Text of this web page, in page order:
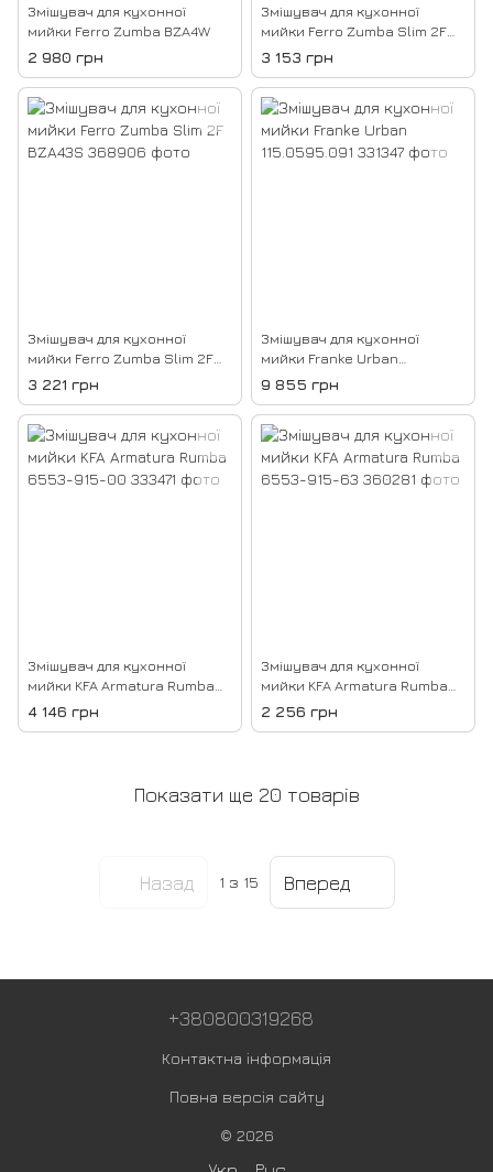
Змішувач для кухонної
мийки Ferro Zumba BZA4W
2 980 грн
Змішувач для кухонної
мийки Ferro Zumba Slim 2F
BZA43B
3 153 грн
Змішувач для кухонної
мийки Ferro Zumba Slim 2F
BZA43S
3 221 грн
Змішувач для кухонної
мийки Franke Urban
115.0595.091
9 855 грн
Змішувач для кухонної
мийки KFA Armatura Rumba
6553-915-00
4 146 грн
Змішувач для кухонної
мийки KFA Armatura Rumba
6553-915-63
2 256 грн
Показати ще 20 товарів
Назад 1 з 15 Вперед
+380800319268
Контактна інформація
Повна версія сайту
© 2026